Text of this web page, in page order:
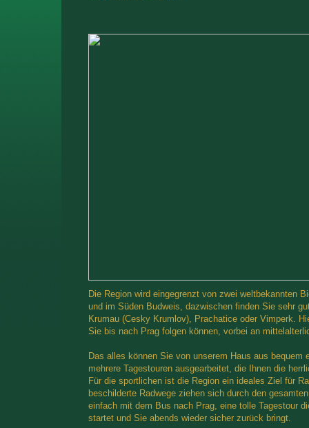
Die Region wird eingegrenzt von zwei weltbekannten
und im Süden Budweis, dazwischen finden Sie sehr
Krumau (Cesky Krumlov), Prachatice oder Vimperk.
Sie bis nach Prag folgen können, vorbei an
Das alles können Sie von unserem Haus aus bequem
mehrere Tagestouren ausgearbeitet, die Ihnen die
Für die sportlichen ist die Region ein ideales Ziel für
beschilderte Radwege ziehen sich durch den
einfach mit dem Bus nach Prag, eine tolle Tagestour
startet und Sie abends wieder sicher zurück bringt.